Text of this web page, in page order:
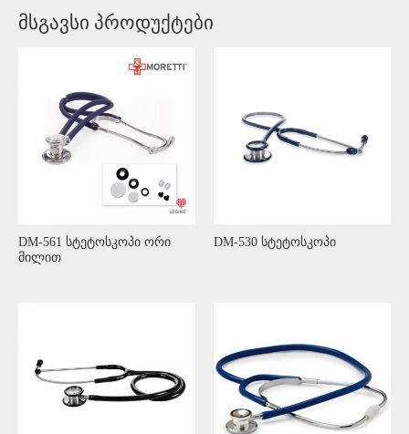
მსგავსი პროდუქტები
DM-561 სტეტოსკოპი ორი
მილით
DM-530 სტეტოსკოპი